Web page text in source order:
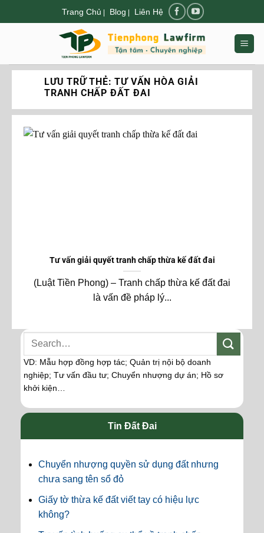
đến
Trang Chủ | Blog | Liên Hệ
LƯU TRỮ THẺ:TƯ VẤN HÒA GIẢI
TRANH CHẤP ĐẤT ĐAI
Tư vấn giải quyết tranh chấp thừa kế đất đai
(Luật Tiền Phong) – Tranh chấp thừa kế đất đai
là vấn đề pháp lý...
VD: Mẫu hợp đồng hợp tác; Quản trị nội bộ doanh
nghiệp; Tư vấn đầu tư; Chuyển nhượng dự án; Hồ sơ
khởi kiện…
Tin Đất Đai
Chuyển nhượng quyền sử dụng đất nhưng
chưa sang tên sổ đỏ
Giấy tờ thừa kế đất viết tay có hiệu lực
không?